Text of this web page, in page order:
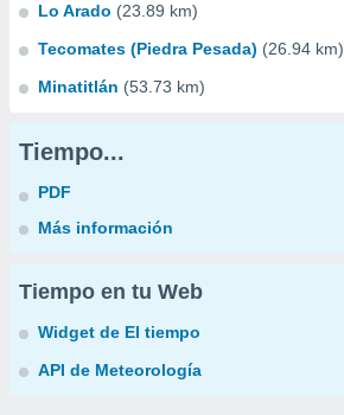
Lo Arado (23.89 km)
Tecomates (Piedra Pesada) (26.94 km)
Minatitlán (53.73 km)
Tiempo...
PDF
Más información
Tiempo en tu Web
Widget de El tiempo
API de Meteorología